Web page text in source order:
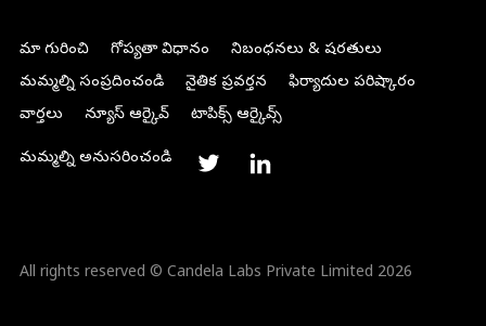
మా గురించి గోప్యతా విధానం
నిబంధనలు & షరతులు
మమ్మల్ని సంప్రదించండి
నైతిక ప్రవర్తన
ఫిర్యాదుల పరిష్కారం
వార్తలు
న్యూస్ ఆర్కైవ్ టాపిక్స్ ఆర్కైవ్స్
మమ్మల్ని అనుసరించండి
All rights reserved © Candela Labs Private Limited 2026